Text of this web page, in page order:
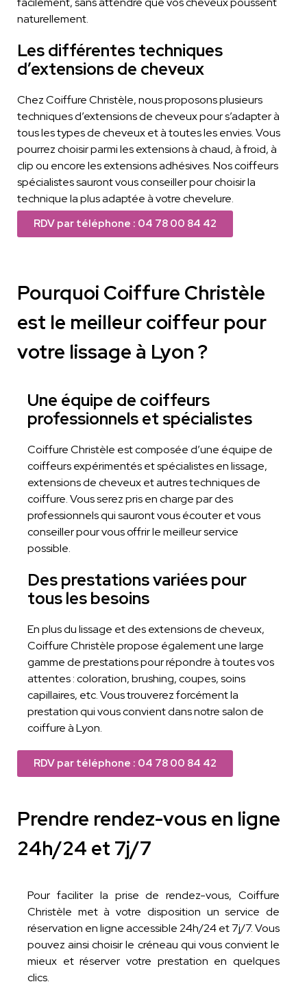
naturellement.
Les différentes techniques
d’extensions de cheveux
Chez Coiffure Christèle, nous proposons plusieurs
techniques d’extensions de cheveux pour s’adapter à
tous les types de cheveux et à toutes les envies. Vous
pourrez choisir parmi les extensions à chaud, à froid, à
clip ou encore les extensions adhésives. Nos coiffeurs
spécialistes sauront vous conseiller pour choisir la
technique la plus adaptée à votre chevelure.
RDV par téléphone : 04 78 00 84 42
Pourquoi Coiffure Christèle
est le meilleur coiffeur pour
votre lissage à Lyon ?
Une équipe de coiffeurs
professionnels et spécialistes
Coiffure Christèle est composée d’une équipe de
coiffeurs expérimentés et spécialistes en lissage,
extensions de cheveux et autres techniques de
coiffure. Vous serez pris en charge par des
professionnels qui sauront vous écouter et vous
conseiller pour vous offrir le meilleur service
possible.
Des prestations variées pour
tous les besoins
En plus du lissage et des extensions de cheveux,
Coiffure Christèle propose également une large
gamme de prestations pour répondre à toutes vos
attentes : coloration, brushing, coupes, soins
capillaires, etc. Vous trouverez forcément la
prestation qui vous convient dans notre salon de
coiffure à Lyon.
RDV par téléphone : 04 78 00 84 42
Prendre rendez-vous en ligne
24h/24 et 7j/7
Pour faciliter la prise de rendez-vous, Coiffure
Christèle met à votre disposition un service de
réservation en ligne accessible 24h/24 et 7j/7. Vous
pouvez ainsi choisir le créneau qui vous convient le
mieux et réserver votre prestation en quelques
clics.